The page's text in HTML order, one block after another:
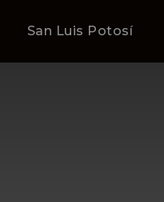
San Luis Potosí